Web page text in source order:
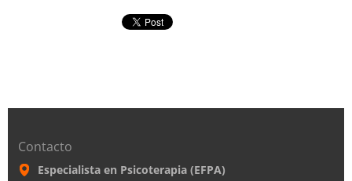
Contacto
Especialista en Psicoterapia (EFPA)